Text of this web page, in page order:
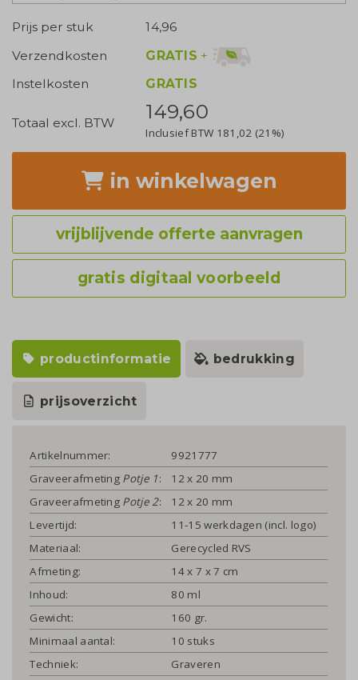
Prijs per stuk
14,96
Verzendkosten
GRATIS +
Instelkosten
GRATIS
Totaal excl. BTW 149,60
Inclusief BTW 181,02 (21%)
in winkelwagen
vrijblijvende offerte aanvragen
gratis digitaal voorbeeld
productinformatie bedrukking
prijsoverzicht
Artikelnummer:
9921777
Graveerafmeting Potje 1:
12 x 20 mm
Graveerafmeting Potje 2:
12 x 20 mm
Levertijd:
11-15 werkdagen (incl. logo)
Materiaal:
Gerecycled RVS
Afmeting:
14 x 7 x 7 cm
Inhoud:
80 ml
Gewicht:
160 gr.
Minimaal aantal:
10 stuks
Techniek:
Graveren